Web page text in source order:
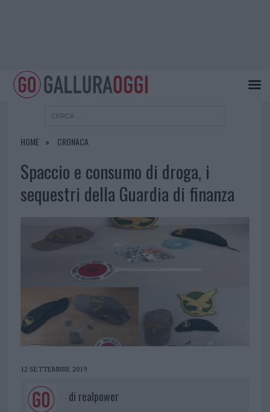
HOME CRONACA
Spaccio e consumo di droga, i
sequestri della Guardia di finanza
12 SETTEMBRE 2019
di realpower